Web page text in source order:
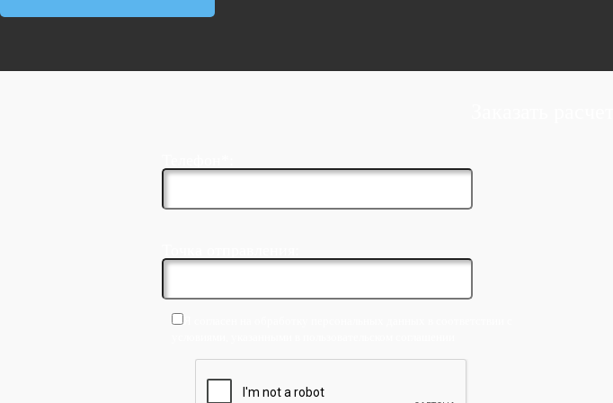
Я согласен на обработку персональных данных в соответствии с